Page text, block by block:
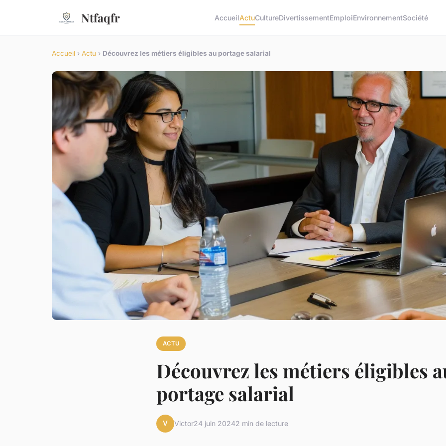
Ntfaqfr AccueilActuCultureDivertissementEmploiEnvironnementSociété
Accueil › Actu › Découvrez les métiers éligibles au portage salarial
ACTU
Découvrez les métiers éligibles
portage salarial
V Victor24 juin 20242 min de lecture